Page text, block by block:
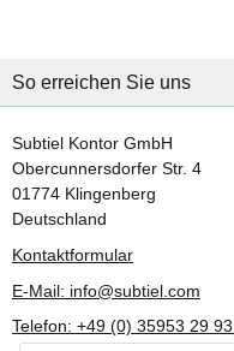
So erreichen Sie uns
Subtiel Kontor GmbH
Obercunnersdorfer Str. 4
01774 Klingenberg
Deutschland
Kontaktformular
E-Mail: info@subtiel.com
Telefon: +49 (0) 35953 29